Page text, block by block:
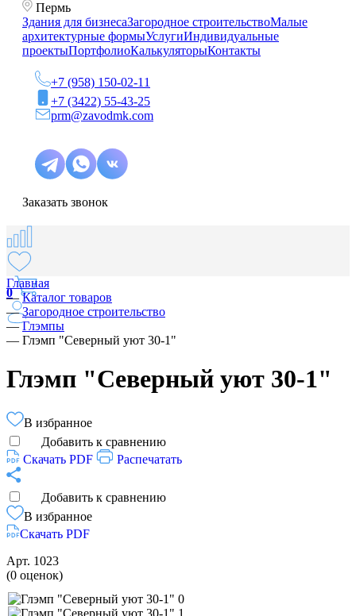
Пермь
Здания для бизнесаЗагородное строительствоМалые
архитектурные формыУслугиИндивидуальные
проектыПортфолиоКалькуляторыКонтакты
+7 (958) 150-02-11
+7 (3422) 55-43-25
prm@zavodmk.com
Заказать звонок
0
Главная
—Каталог товаров
—Загородное строительство
—Глэмпы
— Глэмп "Северный уют 30-1"
Глэмп "Северный уют 30-1"
В избранное
Добавить к сравнению
Скачать PDF
Распечатать
Добавить к сравнению
В избранное
Скачать PDF
Арт. 1023
(0 оценок)